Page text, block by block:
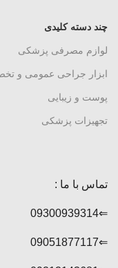
چند دسته کلیدی
لوازم مصرفی پزشکی
ابزار جراحی عمومی و
پوست و زیبایی
تجهیزات پزشکی
تماس با ما :
⇐09300939314
⇐09051877117